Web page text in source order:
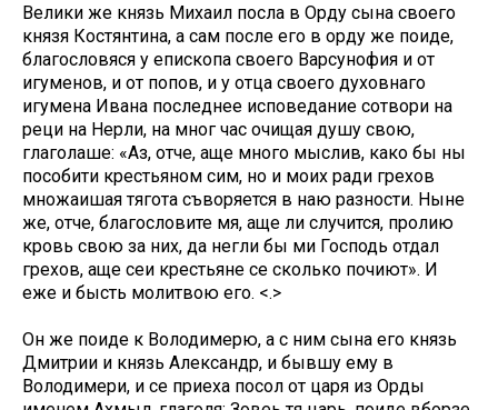
Велики же князь Михаил посла в Орду сына своего
князя Костянтина, а сам после его в орду же поиде,
благословяся у епископа своего Варсунофия и от
игуменов, и от попов, и у отца своего духовнаго
игумена Ивана последнее исповедание сотвори на
реци на Нерли, на мног час очищая душу свою,
глаголаше: «Аз, отче, аще много мыслив, како бы ны
пособити крестьяном сим, но и моих ради грехов
множаишая тягота съворяется в наю разности. Ныне
же, отче, благословите мя, аще ли случится, пролию
кровь свою за них, да негли бы ми Господь отдал
грехов, аще сеи крестьяне се сколько почиют». И
еже и бысть молитвою его. <.>
Он же поиде к Володимерю, а с ним сына его князь
Дмитрии и князь Александр, и бывшу ему в
Володимери, и се приеха посол от царя из Орды